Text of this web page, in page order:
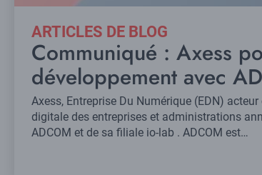
ARTICLES DE BLOG
Communiqué : Axess
développement avec
Axess, Entreprise Du Numérique (EDN)
digitale des entreprises et administrations
ADCOM et de sa filiale io-lab . ADCOM est…